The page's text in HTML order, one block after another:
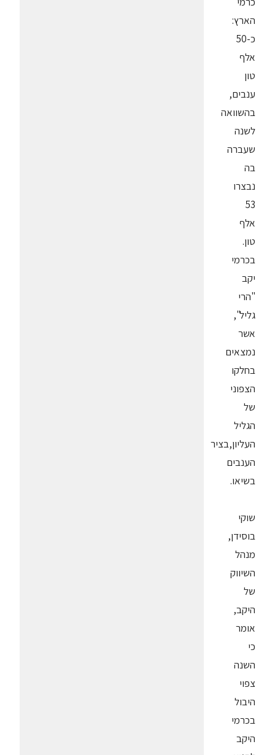
הארץ:
כ-50
אלף
טון
ענבים,
בהשוואה
לשנה
שעברה
בה
נבצרו
53
אלף
טון.
בכרמי
יקב
"הרי
גליל",
אשר
נמצאים
בחלקו
הצפוני
של
הגליל
העליון,בציר
הענבים
בשיאו.
שוקי
בוסידן,
מנהל
השיווק
של
היקב,
אומר
כי
השנה
צפוי
היבול
בכרמי
היקב